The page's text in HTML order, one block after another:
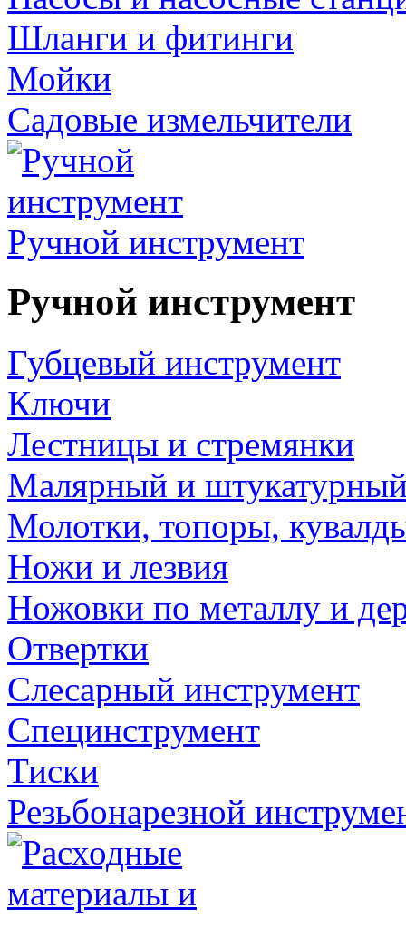
Шланги и фитинги
Мойки
Садовые измельчители
Ручной инструмент
Ручной инструмент
Губцевый инструмент
Ключи
Лестницы и стремянки
Малярный и
Молотки, топоры,
Ножи и лезвия
Ножовки по металлу и
Отвертки
Слесарный инструмент
Специнструмент
Тиски
Резьбонарезной